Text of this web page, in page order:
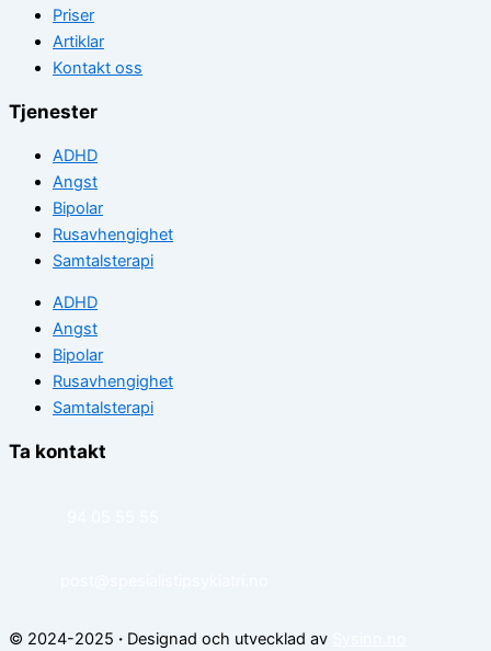
Priser
Artiklar
Kontakt oss
Tjenester
ADHD
Angst
Bipolar
Rusavhengighet
Samtalsterapi
ADHD
Angst
Bipolar
Rusavhengighet
Samtalsterapi
Ta kontakt
© 2024-2025 · Designad och utvecklad av